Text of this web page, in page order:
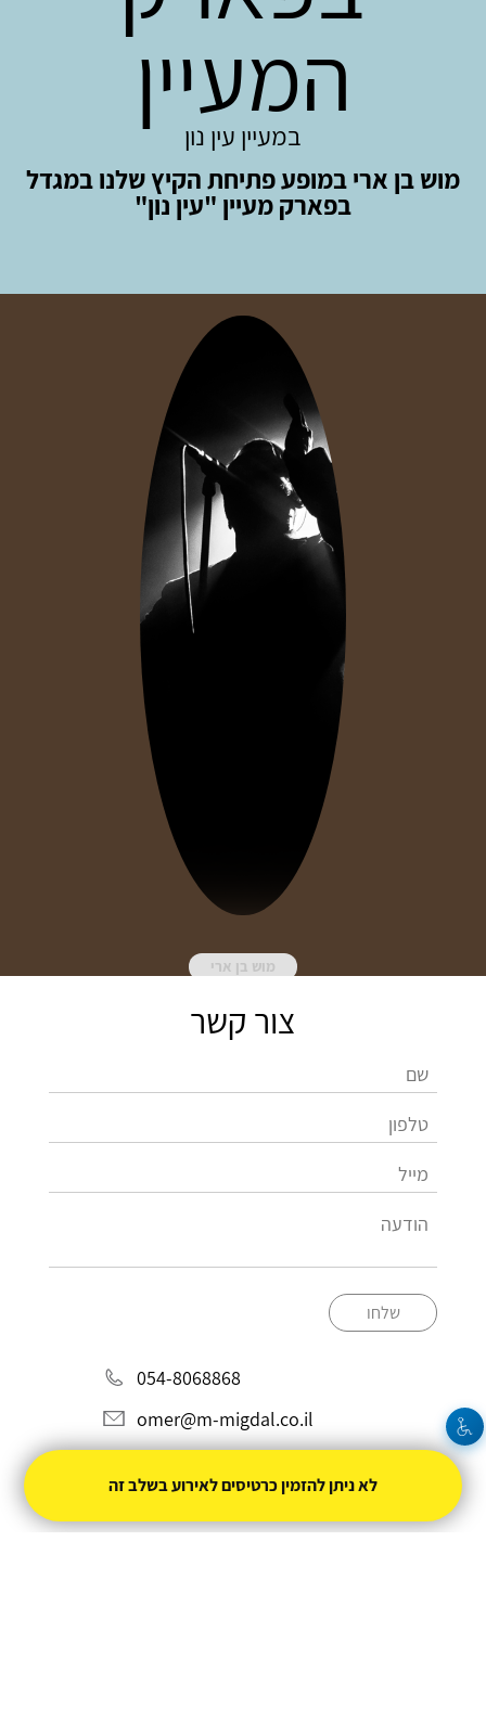
המעיין
במעיין עין נון
מוש בן ארי במופע פתיחת הקיץ שלנו במגדל
בפארק מעיין "עין נון"
מוש בן ארי
צור קשר
שלחו
054-8068868
omer@m-migdal.co.il
לא ניתן להזמין כרטיסים לאירוע בשלב זה